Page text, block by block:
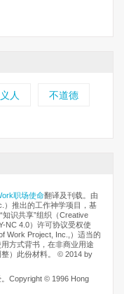
义人 不道德
职场使命翻译及刊载。由
）推出的工作神学项目，基
识共享”组织（Creative
NC 4.0）许可协议受权使
Work Project, Inc.,）适当的
方式背书，在非商业用途
）此份材料。 © 2014 by
Copyright © 1996 Hong